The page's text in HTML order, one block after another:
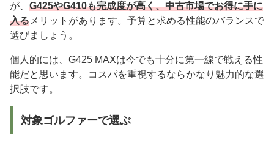
が、 G425やG410も完成度が高く、中古市場でお得に手に
入る メリットがあります。予算と求める性能のバランスで
選びましょう。
個人的には、G425 MAXは今でも十分に第一線で戦える性
能だと思います。コスパを重視するならかなり魅力的な選
択肢です。
対象ゴルファーで選ぶ